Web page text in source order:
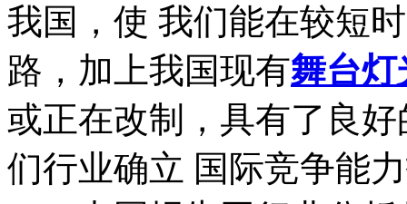
我国，使 我们能在较短
路，加上我国现有舞台灯
或正在改制，具有了良
们行业确立 国际竞争能